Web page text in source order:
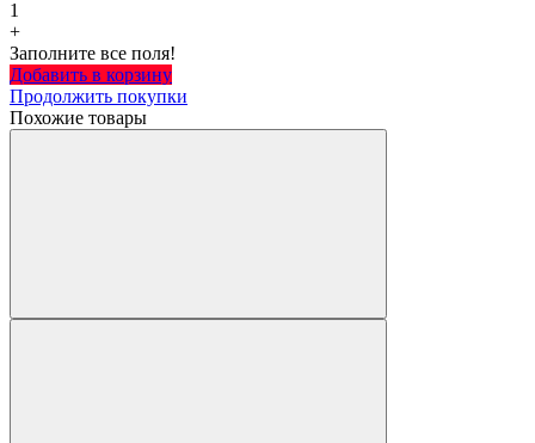
1
+
Заполните все поля!
Добавить в корзину
Продолжить покупки
Похожие товары